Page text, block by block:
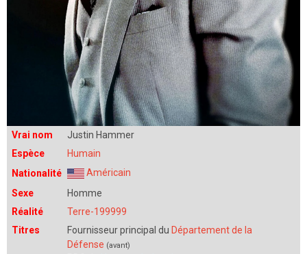
Vrai nom
Justin Hammer
Espèce
Humain
Nationalité
Américain
Sexe
Homme
Réalité
Terre-199999
Titres
Fournisseur principal du Département de la
Défense (avant)